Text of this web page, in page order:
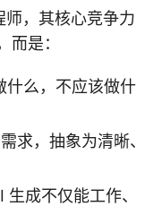
，其核心竞争力
而是：
什么，不应该做什
求，抽象为清晰、
生成不仅能工作、